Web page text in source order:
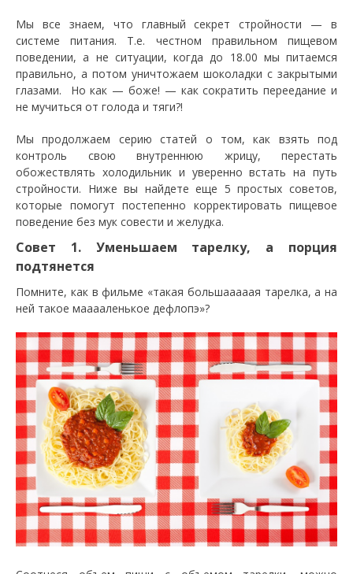
Мы все знаем, что главный секрет стройности — в
системе питания. Т.е. честном правильном пищевом
поведении, а не ситуации, когда до 18.00 мы питаемся
правильно, а потом уничтожаем шоколадки с закрытыми
глазами. Но как — боже! — как сократить переедание и
не мучиться от голода и тяги?!
Мы продолжаем серию статей о том, как взять под
контроль свою внутреннюю жрицу, перестать
обожествлять холодильник и уверенно встать на путь
стройности. Ниже вы найдете еще 5 простых советов,
которые помогут постепенно корректировать пищевое
поведение без мук совести и желудка.
Совет 1. Уменьшаем тарелку, а порция
подтянется
Помните, как в фильме «такая большааааая тарелка, а на
ней такое мааааленькое дефлопэ»?